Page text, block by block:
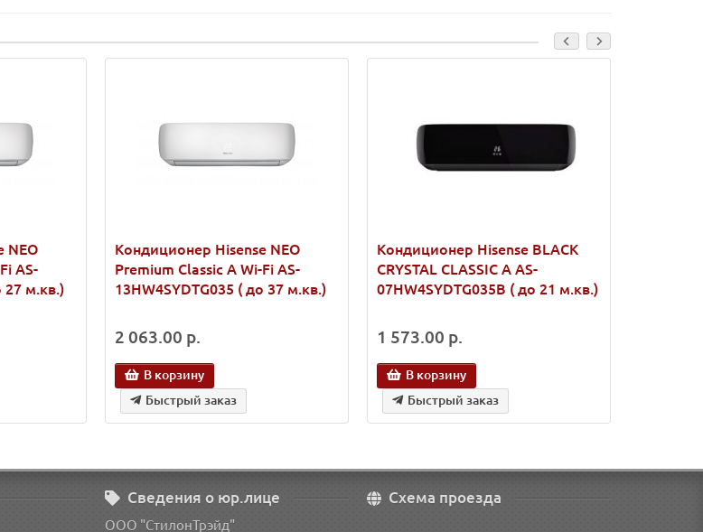
NEO
AS-
27 м.кв.)
Кондиционер Hisense NEO
Premium Classic A Wi-Fi AS-
13HW4SYDTG035 ( до 37 м.кв.)
2 063.00 р.
В корзину
Быстрый заказ
Кондиционер Hisense BLACK
CRYSTAL CLASSIC A AS-
07HW4SYDTG035В ( до 21 м.кв.)
1 573.00 р.
В корзину
Быстрый заказ
Сведения о юр.лице
ООО "СтилонТрэйд"
Схема проезда